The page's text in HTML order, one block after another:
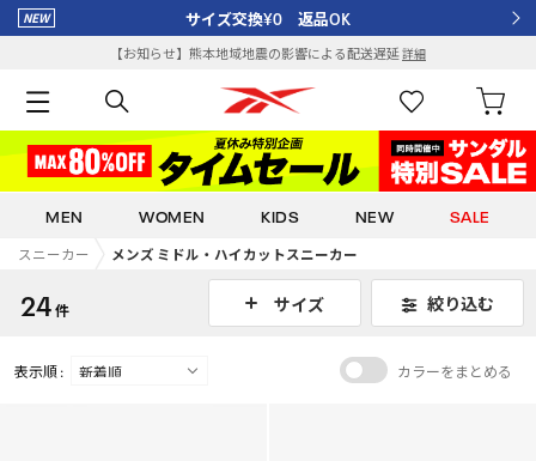
サイズ交換¥0 返品OK
【お知らせ】熊本地域地震の影響による配送遅延詳細
MEN WOMEN KIDS NEW SALE
スニーカー メンズ ミドル・ハイカットスニーカー
24件 サイズ 絞り込む
表示順 : カラーをまとめる